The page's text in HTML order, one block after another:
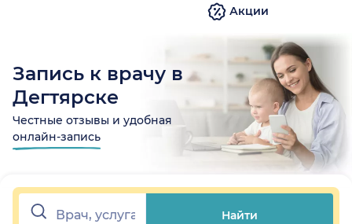
Акции
Запись к врачу в
Дегтярске
Честные отзывы и удобная
онлайн-запись
Найти